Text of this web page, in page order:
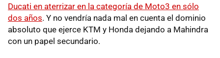
Ducati en aterrizar en la categoría de Moto3 en sólo
dos años. Y no vendría nada mal en cuenta el dominio
absoluto que ejerce KTM y Honda dejando a Mahindra
con un papel secundario.